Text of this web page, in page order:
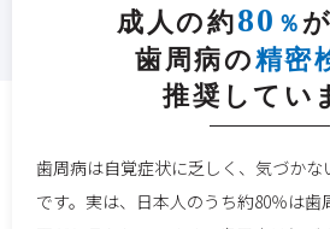
2016/11/07 歯周病は老化現象ではあ
成人の約80 ％
歯周病の精密
推奨してい
歯周病は自覚症状に乏しく、気づか
です。実は、日本人のうち約80％は